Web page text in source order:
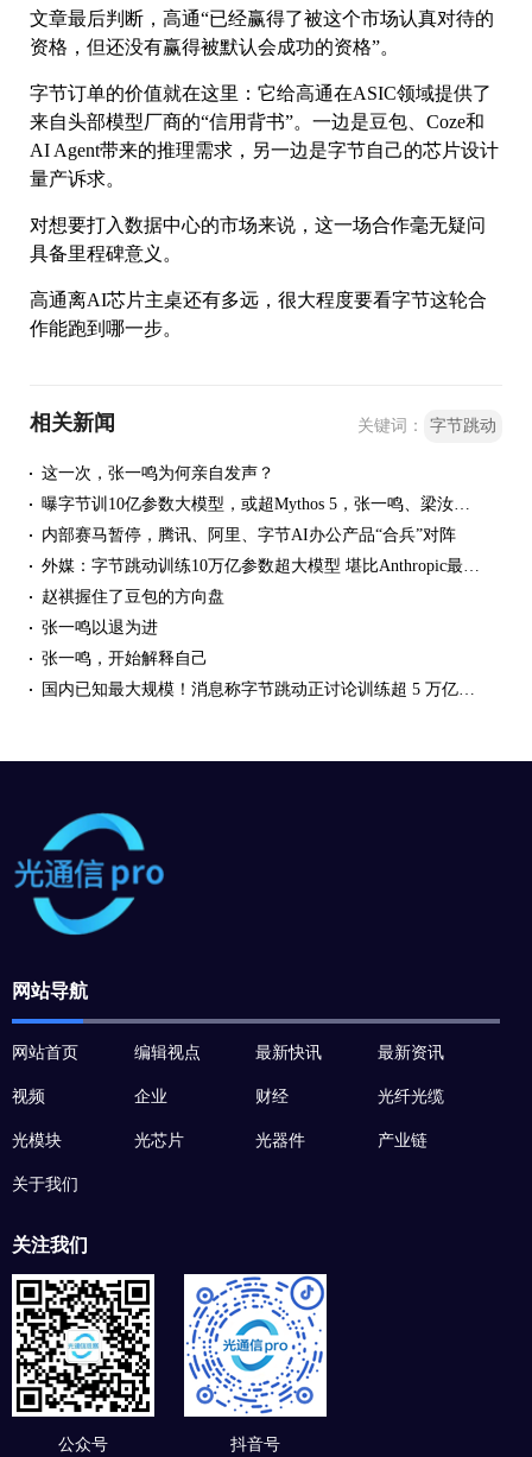
文章最后判断，高通“已经赢得了被这个市场认真对待的
资格，但还没有赢得被默认会成功的资格”。
字节订单的价值就在这里：它给高通在ASIC领域提供了
来自头部模型厂商的“信用背书”。一边是豆包、Coze和
AI Agent带来的推理需求，另一边是字节自己的芯片设计
量产诉求。
对想要打入数据中心的市场来说，这一场合作毫无疑问
具备里程碑意义。
高通离AI芯片主桌还有多远，很大程度要看字节这轮合
作能跑到哪一步。
相关新闻 关键词： 字节跳动
这一次，张一鸣为何亲自发声？
内部赛马暂停，腾讯、阿里、字节AI办公产品“合兵”对阵
赵祺握住了豆包的方向盘
张一鸣以退为进
张一鸣，开始解释自己
网站导航
网站首页 编辑视点 最新快讯 最新资讯
视频 企业 财经 光纤光缆
光模块 光芯片 光器件 产业链
关于我们
关注我们
公众号 抖音号